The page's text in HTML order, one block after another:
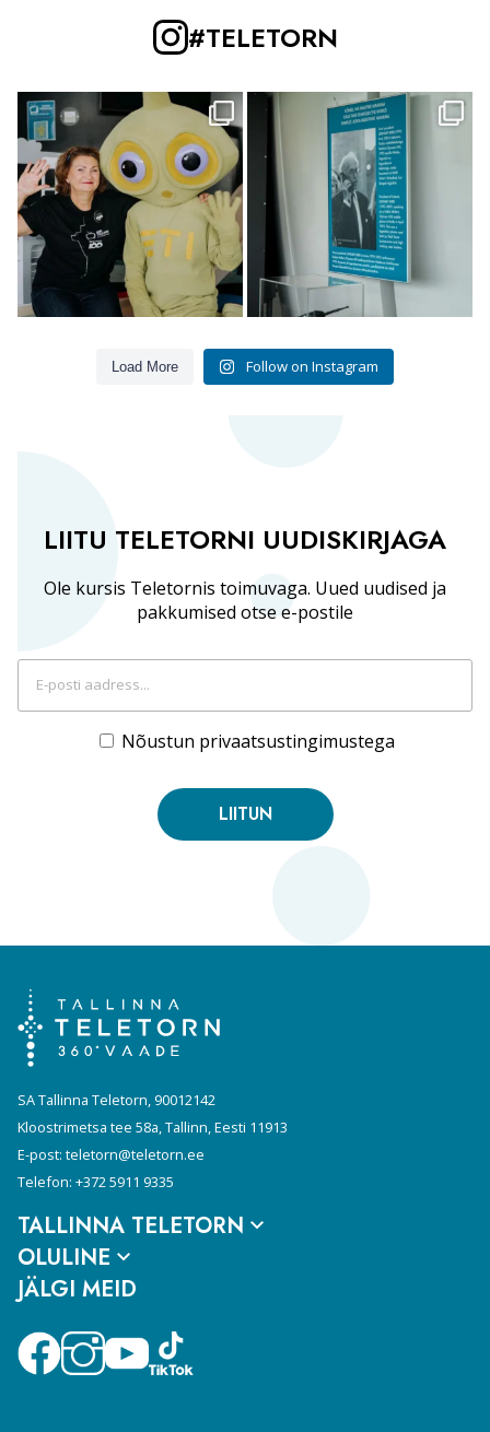
#TELETORN
MIKS TULLA PEREGA TELETORNI? Kas
pole mitte
4 0
TULE TELETORNI: Näitusel „Tornist
taskusse“ saab...
3 0
Load More Follow on Instagram
LIITU TELETORNI UUDISKIRJAGA
Ole kursis Teletornis toimuvaga. Uued uudised ja
pakkumised otse e-postile
Nõustun privaatsustingimustega
LIITUN
SA Tallinna Teletorn, 90012142
Kloostrimetsa tee 58a, Tallinn, Eesti 11913
E-post: teletorn@teletorn.ee
Telefon: +372 5911 9335
TALLINNA TELETORN
OLULINE
JÄLGI MEID